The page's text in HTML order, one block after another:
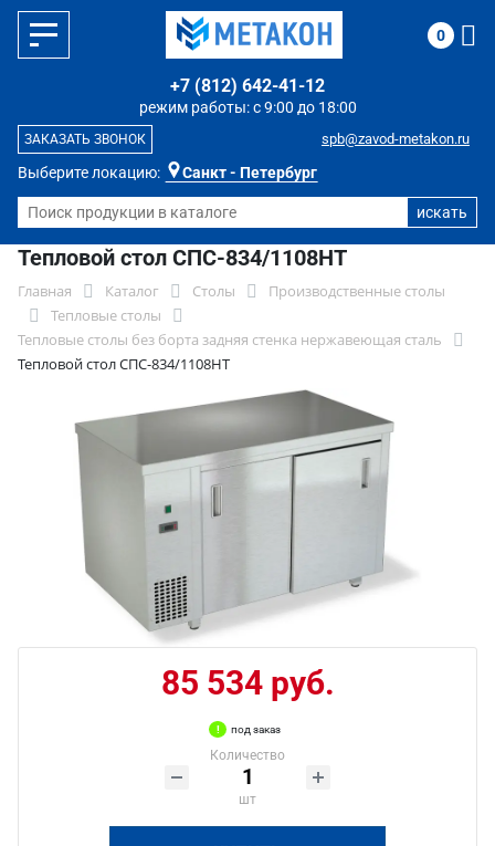
Выберите локацию: Санкт - Петербург
режим работы: с 9:00 до 18:00
+7 (812) 642-41-12
spb@zavod-metakon.ru
ЗАКАЗАТЬ ЗВОНОК
0
Тепловой стол СПС-834/1108НТ
Главная Каталог Столы
Производственные столы
Тепловые столы
Тепловые столы без борта задняя стенка нержавеющая сталь
Тепловой стол СПС-834/1108НТ
85 534 руб.
под заказ
Количество
шт